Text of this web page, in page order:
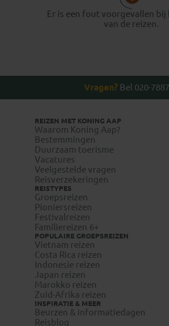
Er is een fout voorgevallen bij
van de reizen.
Vragen? Bel 020-
REIZEN MET KONING AAP
Waarom Koning Aap?
Bestemmingen
Duurzaam toerisme
Vacatures
Veelgestelde vragen
Reisverzekeringen
REISTYPES
Groepsreizen
Pioniersreizen
Festivalreizen
Familiereizen 6+
POPULAIRE GROEPSREIZEN
Vietnam reizen
Costa Rica reizen
Indonesie reizen
Japan reizen
Marokko reizen
Zuid-Afrika reizen
INSPIRATIE & MEER
Beurzen & informatiedagen
Reisblog